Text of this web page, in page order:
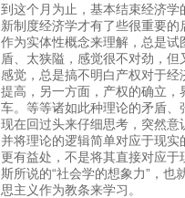
到这个月为止，基本结束经济
新制度经济学才有了些很重要
作为实体性概念来理解，总是
盾、太狭隘，感觉很不对劲，
感觉，总是搞不明白产权对于
提高，另一方面，产权的确立
车。等等诸如此种理论的矛盾
现在回过头来仔细思考，突然
并将理论的逻辑简单对应于现
更有益处，不是将其直接对应
斯所说的“社会学的想象力”，
思主义作为教条来学习。